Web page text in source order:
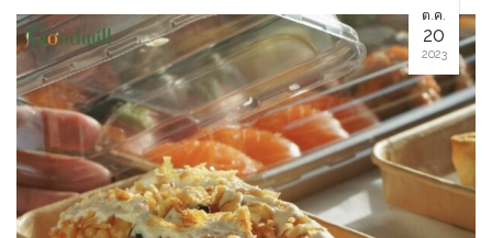
ต.ค.
20
2023